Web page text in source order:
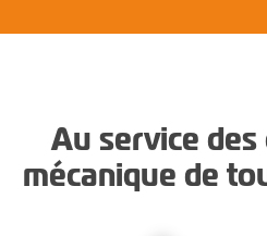
Au service
mécanique de